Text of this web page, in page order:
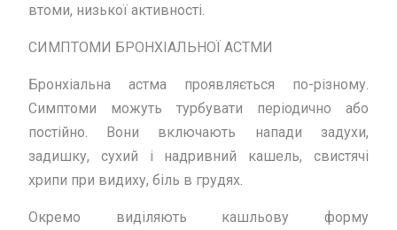
втоми, низької активності.
СИМПТОМИ БРОНХІАЛЬНОЇ АСТМИ
Бронхіальна астма проявляється по-різному.
Симптоми можуть турбувати періодично або
постійно. Вони включають напади задухи,
задишку, сухий і надривний кашель, свистячі
хрипи при видиху, біль в грудях.
Окремо виділяють кашльову форму